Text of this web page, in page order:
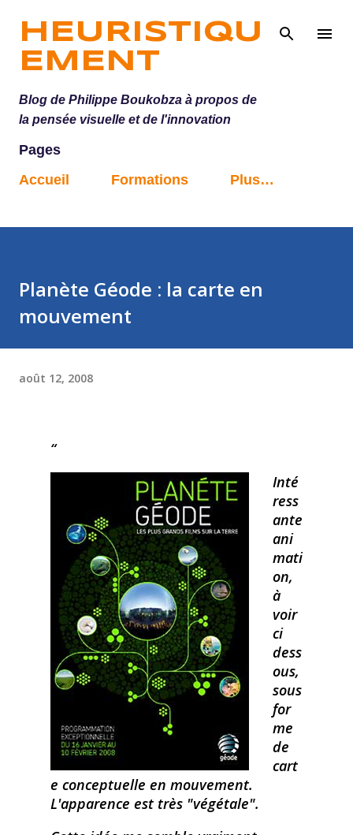
Accéder au contenu principal
HEURISTIQU
EMENT
Blog de Philippe Boukobza à propos de
la pensée visuelle et de l'innovation
Pages
Accueil
Formations Plus…
Planète Géode : la carte en
mouvement
août 12, 2008
Inté
ress
ante
ani
mati
on,
à
voir
ci
dess
ous,
sous
for
me
de
cart
e conceptuelle en mouvement.
L'apparence est très "végétale".